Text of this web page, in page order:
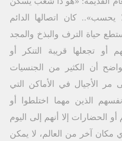
كان اتصالها الدائم
حياة الترف والبذخ والمجد
أو تجعلها قريبة التنكر أو
أن الكثير من الجنسيات
الأجيال في الأماكن التي
أنفسهم الذين مهما اختلطوا أو
الحضارات إلا أنهم إلى اليوم
مكان آخر من العالم، لا يمكن